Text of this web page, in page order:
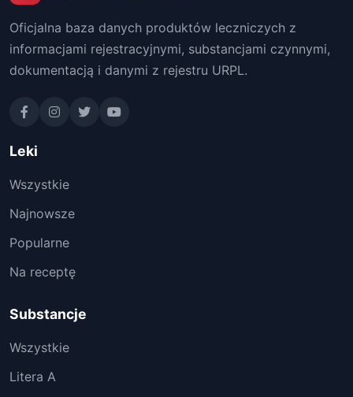
Oficjalna baza danych produktów leczniczych z
informacjami rejestracyjnymi, substancjami czynnymi,
dokumentacją i danymi z rejestru URPL.
Leki
Wszystkie
Najnowsze
Popularne
Na receptę
Substancje
Wszystkie
Litera A